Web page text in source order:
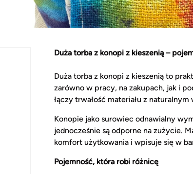
Duża torba z konopi z kieszenią –
Duża torba z konopi z kieszenią to
zarówno w pracy, na zakupach, jak i
łączy trwałość materiału z naturalnym
Konopie jako surowiec odnawialny
jednocześnie są odporne na zużycie.
komfort użytkowania i wpisuje się w
Pojemność, która robi różnicę